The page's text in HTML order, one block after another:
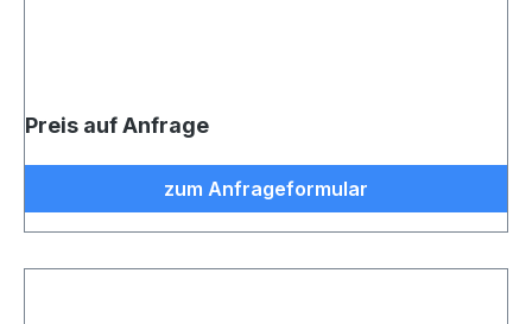
Preis auf Anfrage
zum Anfrageformular